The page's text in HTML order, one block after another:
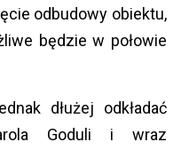
odbudowy obiektu,
będzie w połowie
dłużej odkładać
Goduli i wraz